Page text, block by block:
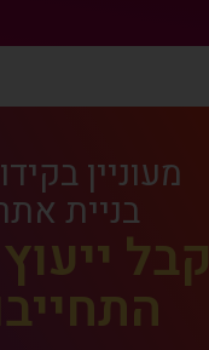
מעוניין
בניית
קבל